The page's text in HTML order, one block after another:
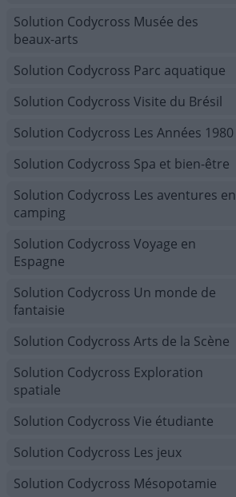
Solution Codycross Musée des
beaux-arts
Solution Codycross Parc aquatique
Solution Codycross Visite du Brésil
Solution Codycross Les Années 1980
Solution Codycross Spa et bien-être
Solution Codycross Les aventures en
camping
Solution Codycross Voyage en
Espagne
Solution Codycross Un monde de
fantaisie
Solution Codycross Arts de la Scène
Solution Codycross Exploration
spatiale
Solution Codycross Vie étudiante
Solution Codycross Les jeux
Solution Codycross Mésopotamie